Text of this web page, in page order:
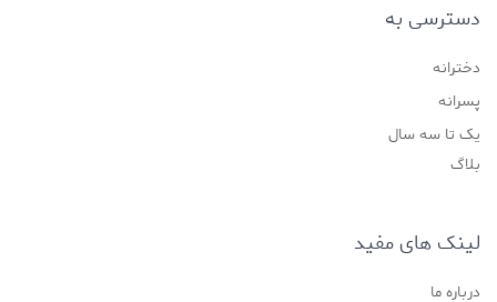
دسترسی به
دخترانه
پسرانه
یک تا سه سال
بلاگ
لینک های مفید
درباره ما